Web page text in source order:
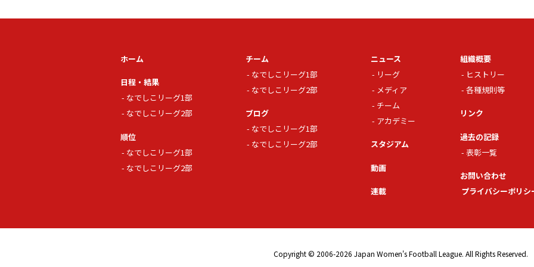
ホーム
日程・結果
なでしこリーグ1部
なでしこリーグ2部
順位
なでしこリーグ1部
なでしこリーグ2部
チーム
なでしこリーグ1部
なでしこリーグ2部
ブログ
なでしこリーグ1部
なでしこリーグ2部
ニュース
リーグ
メディア
チーム
アカデミー
スタジアム
動画
連載
組織概要
ヒストリー
各種規則等
リンク
過去の記録
表彰一覧
お問い合わせ
プライバシーポリシ
Copyright © 2006-2026 Japan Women's Football League. All Rights Reserved.